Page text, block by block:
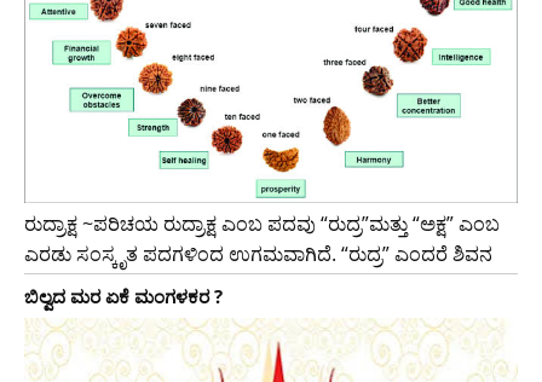
ರುದ್ರಾಕ್ಷ ~ಪರಿಚಯ ರುದ್ರಾಕ್ಷ ಎಂಬ ಪದವು “ರುದ್ರ”ಮತ್ತು “ಅಕ್ಷ” ಎಂಬ
ಎರಡು ಸಂಸ್ಕೃತ ಪದಗಳಿಂದ ಉಗಮವಾಗಿದೆ. “ರುದ್ರ” ಎಂದರೆ ಶಿವನ
ಬಿಲ್ವದ ಮರ ಏಕೆ ಮಂಗಳಕರ ?